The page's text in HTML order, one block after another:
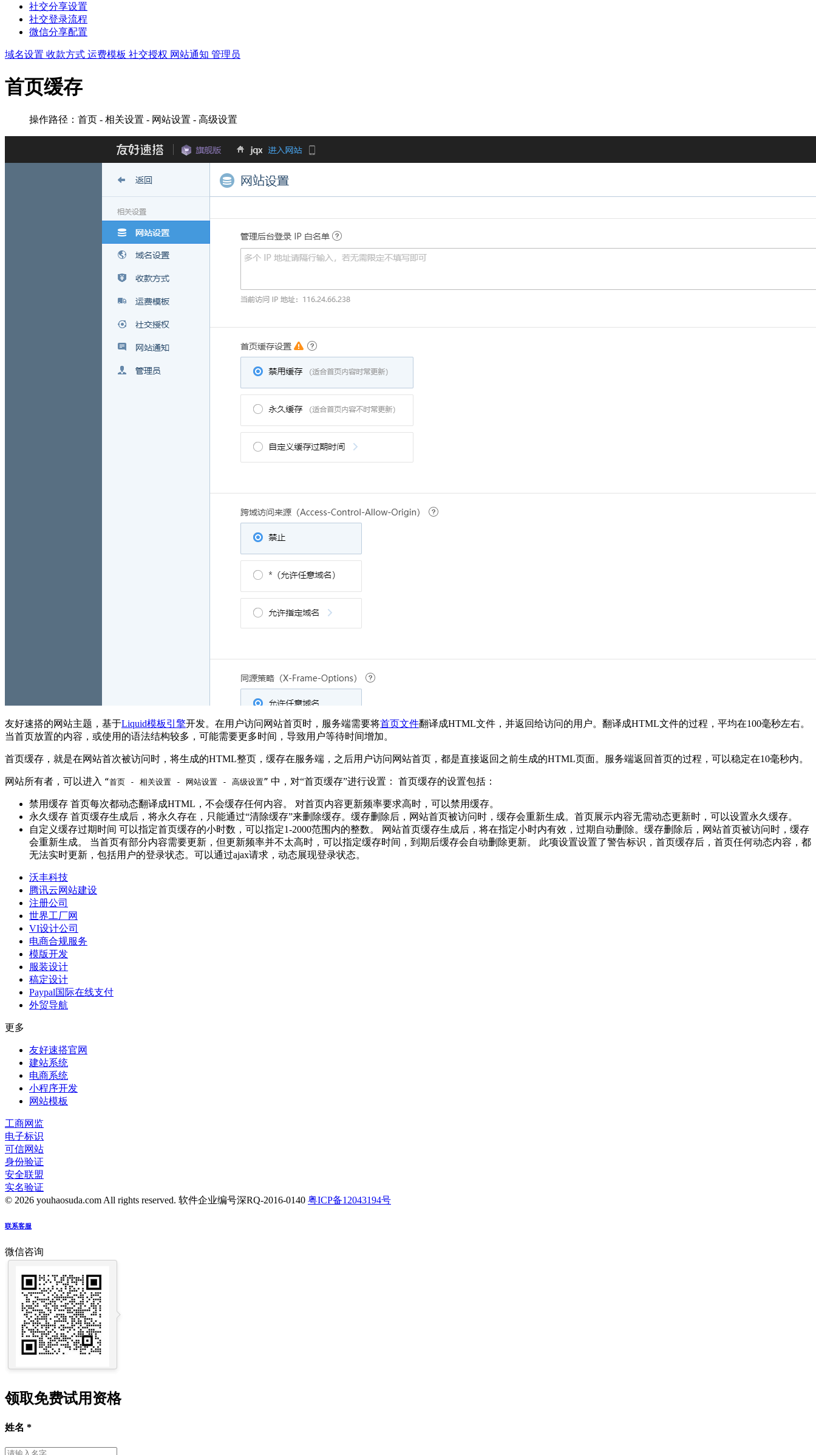
社交分享设置
社交登录流程
微信分享配置
域名设置 收款方式 运费模板 社交授权 网站通知 管理员
首页缓存
操作路径：首页 - 相关设置 - 网站设置 - 高级设置
友好速搭的网站主题，基于Liquid模板引擎开发。在用户访问网站首页时，服务端需要将首页文件翻译成HTML文件，并返回给访问的用户。翻译成HTML文件的过程，平均在100毫秒左右。
当首页放置的内容，或使用的语法结构较多，可能需要更多时间，导致用户等待时间增加。
首页缓存，就是在网站首次被访问时，将生成的HTML整页，缓存在服务端，之后用户访问网站首页，都是直接返回之前生成的HTML页面。服务端返回首页的过程，可以稳定在10毫秒内。
网站所有者，可以进入 “首页 - 相关设置 - 网站设置 - 高级设置” 中，对“首页缓存”进行设置： 首页缓存的设置包括：
禁用缓存 首页每次都动态翻译成HTML，不会缓存任何内容。 对首页内容更新频率要求高时，可以禁用缓存。
永久缓存 首页缓存生成后，将永久存在，只能通过“清除缓存”来删除缓存。缓存删除后，网站首页被访问时，缓存会重新生成。首页展示内容无需动态更新时，可以设置永久缓存。
自定义缓存过期时间 可以指定首页缓存的小时数，可以指定1-2000范围内的整数。 网站首页缓存生成后，将在指定小时内有效，过期自动删除。缓存删除后，网站首页被访问时，缓存
会重新生成。 当首页有部分内容需要更新，但更新频率并不太高时，可以指定缓存时间，到期后缓存会自动删除更新。 此项设置设置了警告标识，首页缓存后，首页任何动态内容，都
无法实时更新，包括用户的登录状态。可以通过ajax请求，动态展现登录状态。
沃丰科技
腾讯云网站建设
注册公司
世界工厂网
VI设计公司
电商合规服务
模版开发
服装设计
稿定设计
Paypal国际在线支付
外贸导航
更多
友好速搭官网
建站系统
电商系统
小程序开发
网站模板
工商网监
电子标识
可信网站
身份验证
安全联盟
实名验证
© 2026 youhaosuda.com All rights reserved. 软件企业编号深RQ-2016-0140 粤ICP备12043194号
联系客服
微信咨询
领取免费试用资格
姓名 *